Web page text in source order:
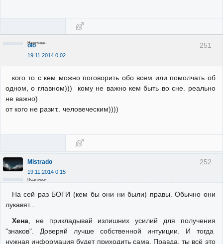
251
olo
19.11.2014 0:02
Неактивен
кого то с кем можно поговорить обо всем или помолчать об
одном, о главном))) кому не важно кем быть во сне. реально
не важно)
от кого не разит.. человеческим))))
252
Mistrado
19.11.2014 0:15
Неактивен
На сей раз БОГИ (кем бы они ни были) правы. Обычно они
лукавят...
Хена, не прикладывай излишних усилий для получения
"знаков". Доверяй лучше собственной интуиции. И тогда
нужная информация будет приходить сама. Правда, ты всё это